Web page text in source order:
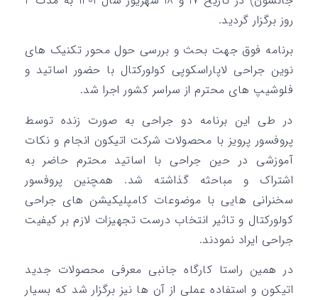
روز برگزار گردید.
برنامه فوق جهت بحث و بررسی حول محور تکنیک های
نوین جراحی لاپاراسکوپی کولورکتال با حضور اساتید و
فلوشیپ های محترم از سراسر کشور اجرا شد.
در طی این برنامه دو جراحی به صورت زنده توسط
پروفسور پرویز با محصولات شرکت اتیکون انجام و نکات
آموزشی در حین جراحی با اساتید محترم حاضر به
اشتراک و مباحثه گذاشته شد. همچنین پروفسور
سخنرانی هایی با موضوعات کامپلیکیشن های جراحی
کولورکتال و تاثیر انتخاب درست تجهیزات لازم بر کیفیت
جراحی ایراد نمودند.
در همین راستا کارگاه جانبی معرفی محصولات جدید
اتیکون و استفاده عملی از آن ها نیز برگزار شد که بسیار